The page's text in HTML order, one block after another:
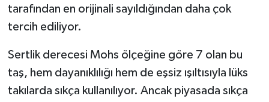
tarafından en orijinali sayıldığından daha çok
tercih ediliyor.
Sertlik derecesi Mohs ölçeğine göre 7 olan bu
taş, hem dayanıklılığı hem de eşsiz ışıltısıyla lüks
takılarda sıkça kullanılıyor. Ancak piyasada sıkça